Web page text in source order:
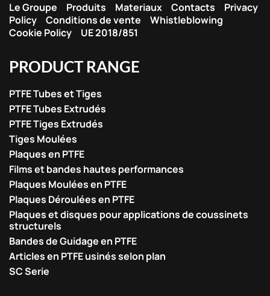
Le Groupe Produits Materiaux Contacts
Privacy
Policy
Conditions de vente
Whistleblowing
Cookie Policy
UE 2018/851
PRODUCT RANGE
PTFE Tubes et Tiges
PTFE Tubes Extrudés
PTFE Tiges Extrudés
Tiges Moulées
Plaques en PTFE
Films et bandes hautes performances
Plaques Moulées en PTFE
Plaques Déroulées en PTFE
Plaques et disques pour applications de coussinets
structurels
Bandes de Guidage en PTFE
Articles en PTFE usinés selon plan
SC Serie